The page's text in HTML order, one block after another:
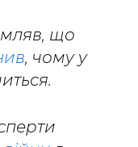
що
, чому у